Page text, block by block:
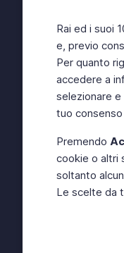
Rai ed i suoi
e, previo
Per quanto
accedere a
selezionare
tuo consenso
Premendo
cookie o altri
soltanto
Le scelte da